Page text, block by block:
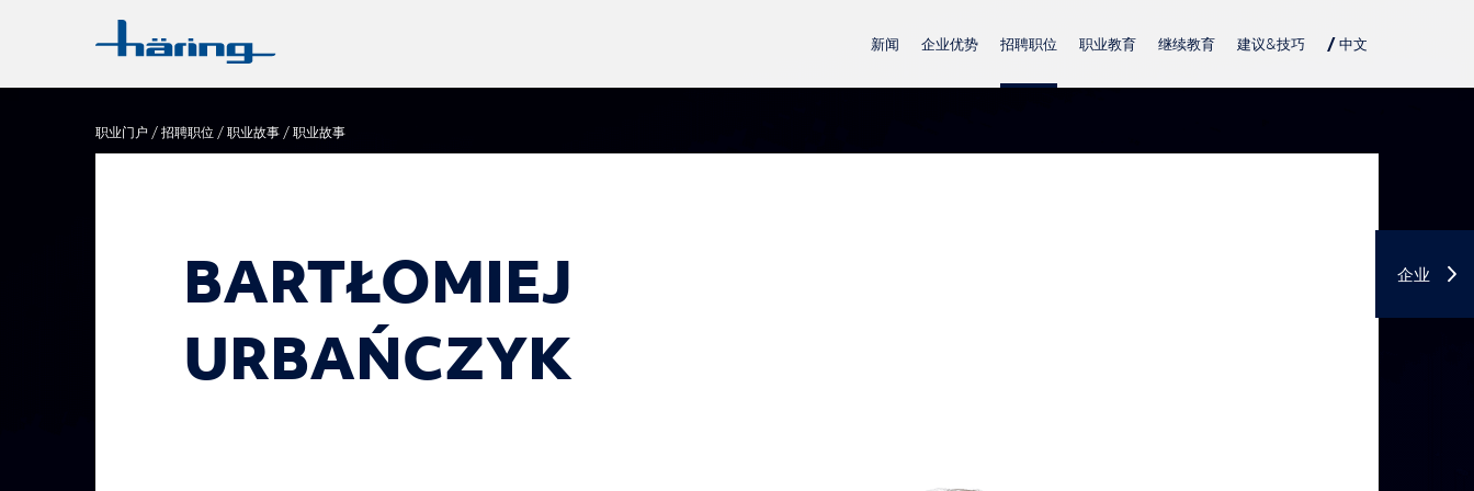
/ 中文
新闻 企业优势 招聘职位 职业教育 继续教育 建议&技巧
职业门户 招聘职位 职业故事 职业故事
BARTŁOMIEJ
URBAŃCZYK
企业